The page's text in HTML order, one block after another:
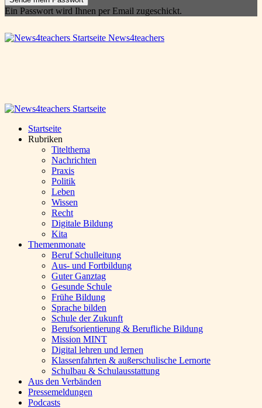
Ein Passwort wird Ihnen per Email zugeschickt.
News4teachers
Startseite
Rubriken
Titelthema
Nachrichten
Praxis
Politik
Leben
Wissen
Recht
Digitale Bildung
Kita
Themenmonate
Beruf Schulleitung
Aus- und Fortbildung
Guter Ganztag
Gesunde Schule
Frühe Bildung
Sprache bilden
Schule der Zukunft
Berufsorientierung & Berufliche Bildung
Mission MINT
Digital lehren und lernen
Klassenfahrten & außerschulische Lernorte
Schulbau & Schulausstattung
Aus den Verbänden
Pressemeldungen
Podcasts